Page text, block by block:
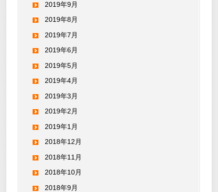
2019年9月
2019年8月
2019年7月
2019年6月
2019年5月
2019年4月
2019年3月
2019年2月
2019年1月
2018年12月
2018年11月
2018年10月
2018年9月